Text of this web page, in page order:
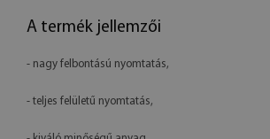
A termék jellemzői
- nagy felbontású nyomtatás,
- teljes felületű nyomtatás,